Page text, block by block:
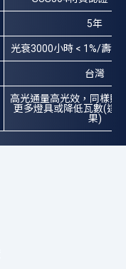
5年
光衰3000小時 < 1%/壽命
台灣
高光通量高光效，同樣照
更多燈具或降低瓦數(達
果)